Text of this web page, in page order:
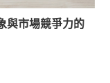
與市場競爭力的